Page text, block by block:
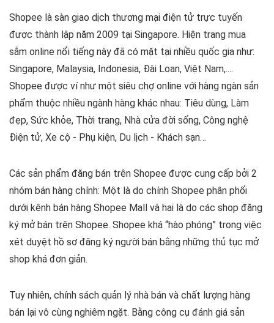
Shopee là sàn giao dịch thương mại điện tử trực tuyến
được thành lập năm 2009 tại Singapore. Hiện trang mua
sắm online nổi tiếng này đã có mặt tại nhiều quốc gia như:
Singapore, Malaysia, Indonesia, Đài Loan, Việt Nam,....
Shopee được ví như một siêu chợ online với hàng ngàn sản
phẩm thuộc nhiều ngành hàng khác nhau: Tiêu dùng, Làm
đẹp, Sức khỏe, Thời trang, Nhà cửa đời sống, Công nghệ
Điện tử, Xe cộ - Phụ kiện, Du lịch - Khách sạn…
Các sản phẩm đăng bán trên Shopee được cung cấp bởi 2
nhóm bán hàng chính: Một là do chính Shopee phân phối
dưới kênh bán hàng Shopee Mall và hai là do các shop đăng
ký mở bán trên Shopee. Shopee khá “hào phóng” trong việc
xét duyệt hồ sơ đăng ký người bán bằng những thủ tục mở
shop khá đơn giản.
Tuy nhiên, chính sách quản lý nhà bán và chất lượng hàng
bán lại vô cùng nghiêm ngặt. Bằng công cụ đánh giá sản